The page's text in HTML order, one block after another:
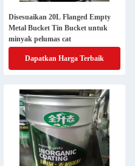
Disesuaikan 20L Flanged Empty
Metal Bucket Tin Bucket untuk
minyak pelumas cat
Dapatkan Harga Terbaik